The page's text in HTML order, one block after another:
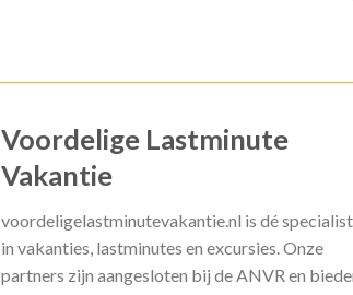
Voordelige Lastminute
Vakantie
voordeligelastminutevakantie.nl is dé specialist
in vakanties, lastminutes en excursies. Onze
partners zijn aangesloten bij de ANVR en